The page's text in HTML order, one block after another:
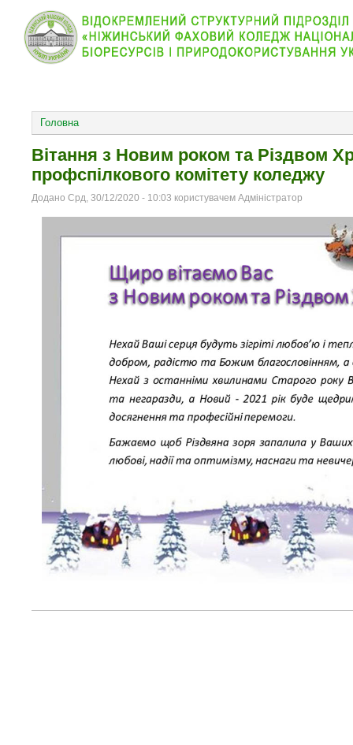
Головна
Вітання з Новим роком та Різдвом
профспілкового комітету коледжу
Додано Срд, 30/12/2020 - 10:03 користувачем Адміністратор